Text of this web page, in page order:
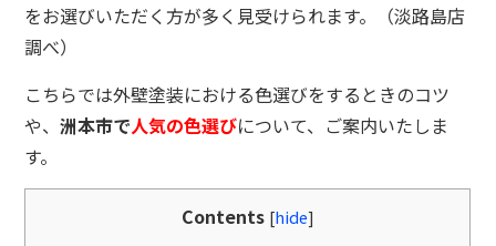
をお選びいただく方が多く見受けられます。（淡路島店
調べ）
こちらでは外壁塗装における色選びをするときのコツ
や、洲本市で人気の色選びについて、ご案内いたしま
す。
Contents [hide]